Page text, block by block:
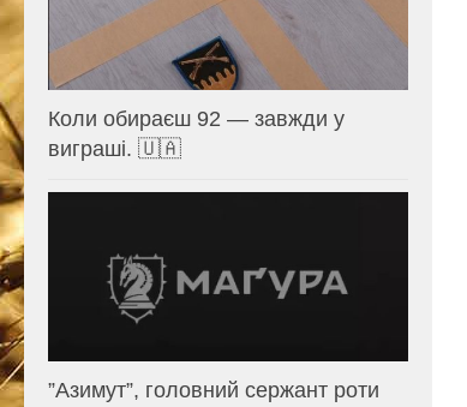
Коли обираєш 92 — завжди у
виграші. 🇺🇦
⁨”Азимут”, головний сержант роти